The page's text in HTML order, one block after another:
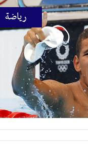
رياضة